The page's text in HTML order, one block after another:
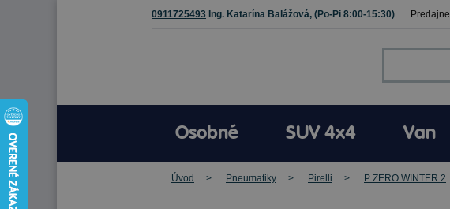
0911725493 Ing. Katarína Balážová, (Po-Pi 8:00-15:30) Predajne
Osobné SUV 4x4 Van
Úvod Pneumatiky Pirelli P ZERO WINTER 2